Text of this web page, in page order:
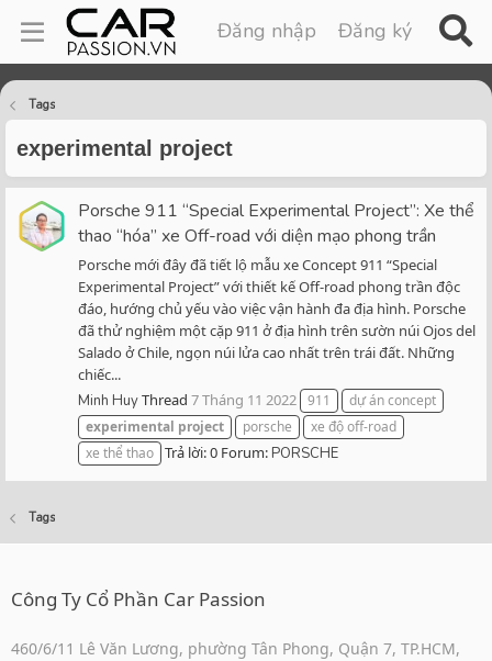
Đăng nhập Đăng ký
Tags
experimental project
Porsche 911 “Special Experimental Project”: Xe thể
thao “hóa” xe Off-road với diện mạo phong trần
Porsche mới đây đã tiết lộ mẫu xe Concept 911 “Special
Experimental Project” với thiết kế Off-road phong trần độc
đáo, hướng chủ yếu vào việc vận hành đa địa hình. Porsche
đã thử nghiệm một cặp 911 ở địa hình trên sườn núi Ojos del
Salado ở Chile, ngọn núi lửa cao nhất trên trái đất. Những
chiếc...
Minh HuyThread 7 Tháng 11 2022 911
dự án concept
experimental project porsche
xe độ off-road
xe thể thao Trả lời: 0 Forum:PORSCHE
Tags
Công Ty Cổ Phần Car Passion
460/6/11 Lê Văn Lương, phường Tân Phong, Quận 7, TP.HCM,